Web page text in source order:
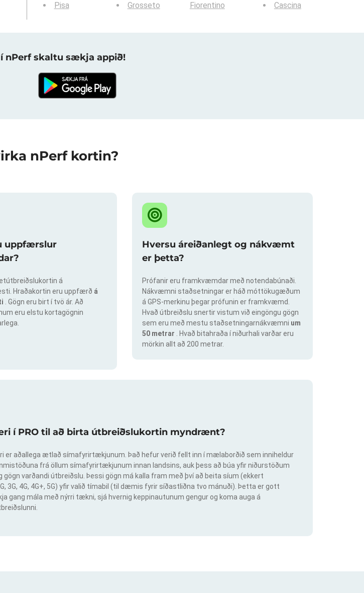
Pisa
Grosseto
Fiorentino
Cascina
nPerf skaltu sækja appið!
nPerf kortin?
uppfærslur
á
Hraðakortin eru uppfærð á
. Gögn eru birt í tvö ár. Að
eru elstu kortagögnin
Hversu áreiðanlegt og nákvæmt
er þetta?
Prófanir eru framkvæmdar með notendabúnaði.
Nákvæmni staðsetningar er háð móttökugæðum
á GPS-merkinu þegar prófunin er framkvæmd.
Hvað útbreiðslu snertir vistum við eingöngu gögn
sem eru með mestu staðsetningarnákvæmni um
50 metrar
. Hvað bitahraða í niðurhali varðar eru
mörkin allt að 200 metrar.
í PRO til að birta útbreiðslukortin myndrænt?
er aðallega ætlað símafyrirtækjunum. Það hefur verið fellt inn í mælaborðið sem inniheldur
frá öllum símafyrirtækjunum innan landsins, auk þess að búa yfir niðurstöðum
gögn varðandi útbreiðslu. Þessi gögn má kalla fram með því að beita síum (ekkert
3G, 4G, 4G+, 5G) yfir valið tímabil (til dæmis fyrir síðastliðna tvo mánuði). Þetta er gott
gang mála með nýrri tækni, sjá hvernig keppinautunum gengur og koma auga á